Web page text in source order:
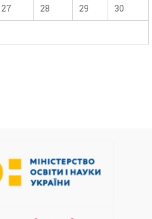
27 28 29 30